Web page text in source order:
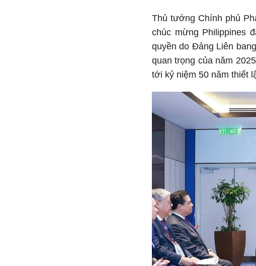
Thủ tướng Chính phủ
chúc mừng Philippines
quyền do Đảng Liên
quan trọng của năm
tới kỷ niệm 50 năm thiết